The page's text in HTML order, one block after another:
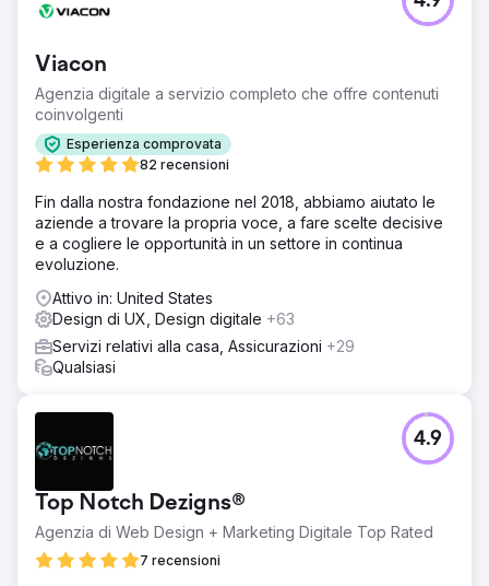
Viacon
Agenzia digitale a servizio completo che offre contenuti
coinvolgenti
Esperienza comprovata
82 recensioni
Fin dalla nostra fondazione nel 2018, abbiamo aiutato le
aziende a trovare la propria voce, a fare scelte decisive
e a cogliere le opportunità in un settore in continua
evoluzione.
Attivo in: United States
Design di UX, Design digitale +63
Servizi relativi alla casa, Assicurazioni +29
Qualsiasi
Top Notch Dezigns®
Agenzia di Web Design + Marketing Digitale Top Rated
7 recensioni
4.9